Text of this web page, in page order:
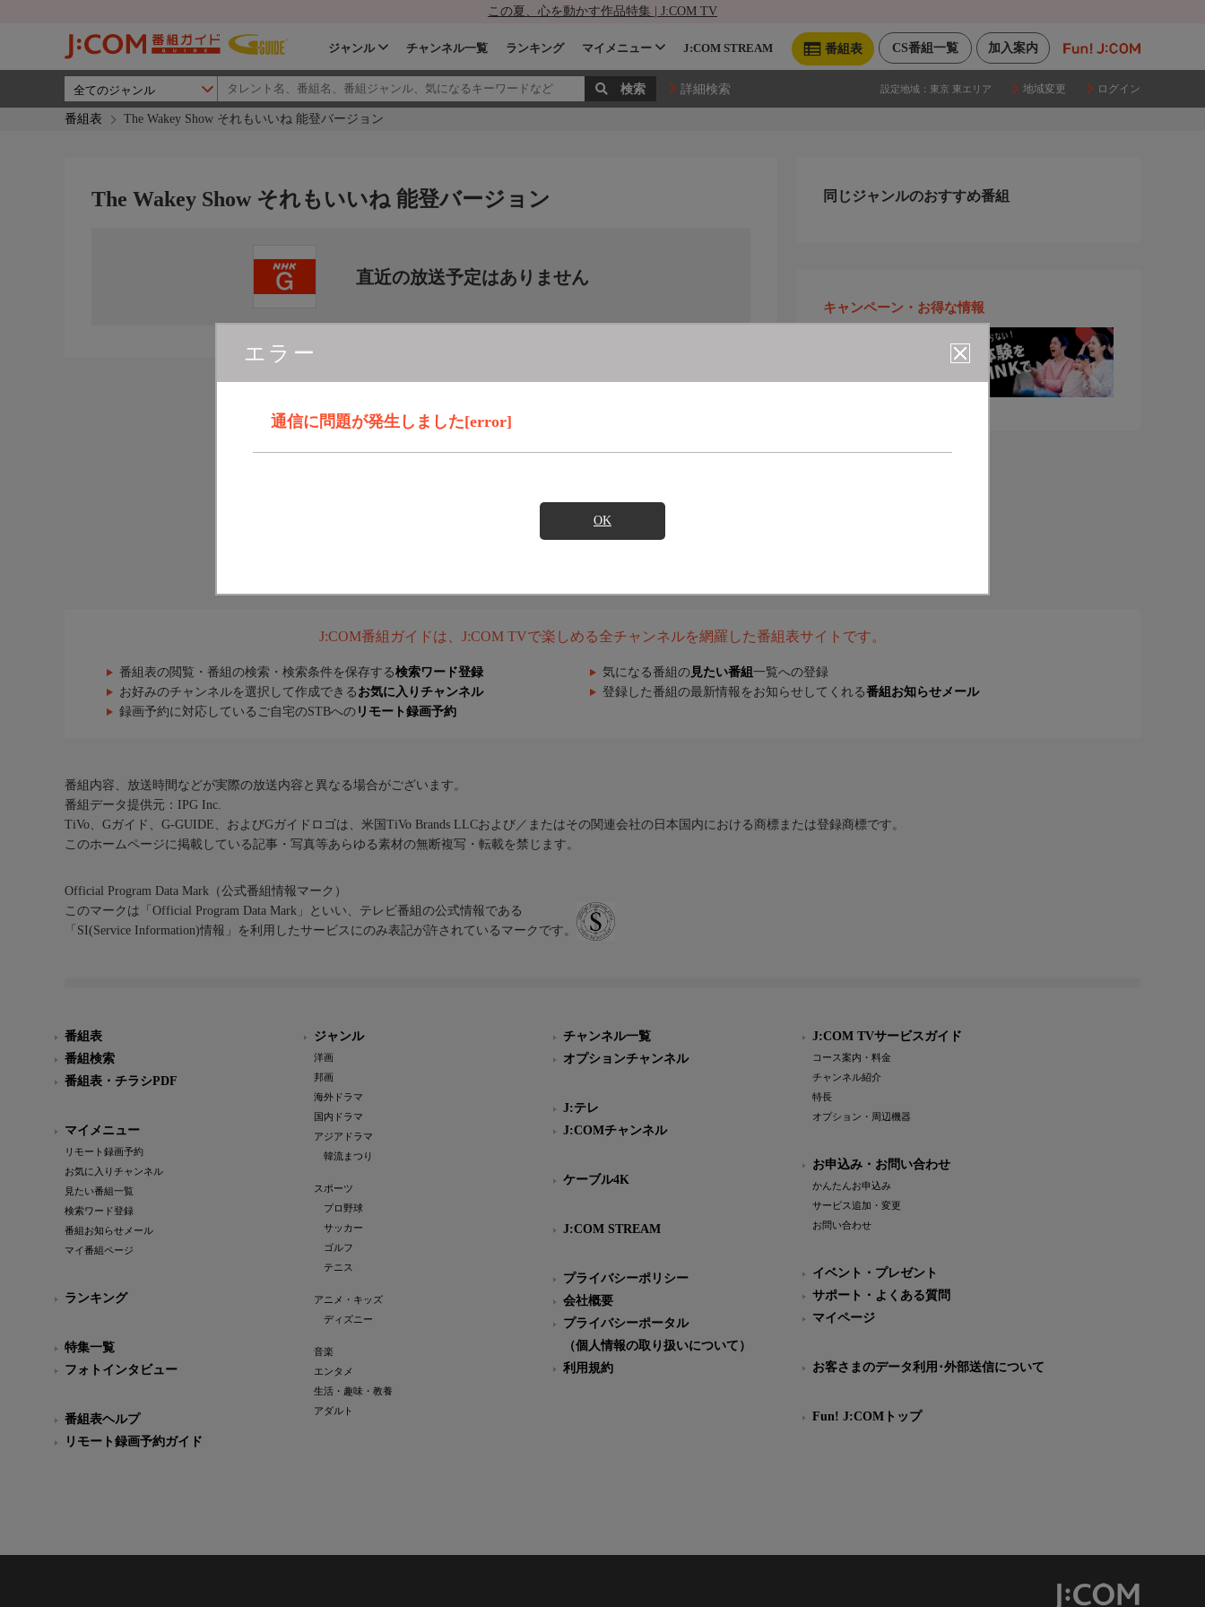
この夏、心を動かす作品特集 | J:COM TV
加入案内
CS番組一覧
番組表
ジャンル チャンネル一覧 ランキング マイメニュー J:COM STREAM
詳細検索 設定地域： 東京 東エリア 地域変更 ログイン
番組表 The Wakey Show それもいいね 能登バージョン
エラー
通信に問題が発生しました[error]
OK
The Wakey Show それもいいね 能登バージョン
直近の放送予定はありません
同じジャンルのおすすめ番組
キャンペーン・お得な情報
J:COM番組ガイドは、J:COM TVで楽しめる全チャンネルを網羅した番組表サイトです。
番組表の閲覧・番組の検索・検索条件を保存する検索ワード登録 気になる番組の 見たい番組 一覧への登録
お好みのチャンネルを選択して作成できる お気に入りチャンネル 登録した番組の最新情報をお知らせしてくれる番組お知らせメール
録画予約に対応しているご自宅のSTBへの リモート録画予約
番組内容、放送時間などが実際の放送内容と異なる場合がございます。
番組データ提供元：IPG Inc.
TiVo、Gガイド、G-GUIDE、およびGガイドロゴは、米国TiVo Brands LLCおよび／またはその関連会社の日本国内における商標または登録商標です。
このホームページに掲載している記事・写真等あらゆる素材の無断複写・転載を禁じます。
Official Program Data Mark（公式番組情報マーク）
このマークは「Official Program Data Mark」といい、テレビ番組の公式情報である
「SI(Service Information)情報」を利用したサービスにのみ表記が許されているマークです。
番組表
番組検索
番組表・チラシPDF
マイメニュー
リモート録画予約
お気に入りチャンネル
見たい番組一覧
検索ワード登録
番組お知らせメール
マイ番組ページ
ランキング
特集一覧
フォトインタビュー
番組表ヘルプ
リモート録画予約ガイド
ジャンル
洋画
邦画
海外ドラマ
国内ドラマ
アジアドラマ
韓流まつり
スポーツ
プロ野球
サッカー
ゴルフ
テニス
アニメ・キッズ
ディズニー
音楽
エンタメ
生活・趣味・教養
アダルト
チャンネル一覧
オプションチャンネル
J:テレ
J:COMチャンネル
ケーブル4K
J:COM STREAM
プライバシーポリシー
会社概要
プライバシーポータル
（個人情報の取り扱いについて）
利用規約
J:COM TVサービスガイド
コース案内・料金
チャンネル紹介
特長
オプション・周辺機器
お申込み・お問い合わせ
かんたんお申込み
サービス追加・変更
お問い合わせ
イベント・プレゼント
サポート・よくある質問
マイページ
お客さまのデータ利用･外部送信について
Fun! J:COMトップ